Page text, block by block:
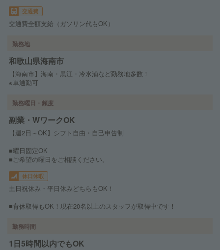
交通費
交通費全額支給（ガソリン代もOK）
勤務地
和歌山県海南市
【海南市】海南・黒江・冷水浦など勤務地多数！
※車通勤可
勤務曜日・頻度
副業・WワークOK
【週2日～OK】シフト自由・自己申告制
■曜日固定OK
■ご希望の曜日をご相談ください。
休日休暇
土日祝休み・平日休みどちらもOK！
■育休取得もOK！現在20名以上のスタッフが取得中です！
勤務時間
1日5時間以内でもOK